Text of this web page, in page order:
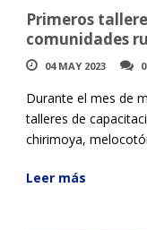
Primeros
comunidades
04 MAY 2023 0
Durante el mes de
talleres de
chirimoya,
Leer más